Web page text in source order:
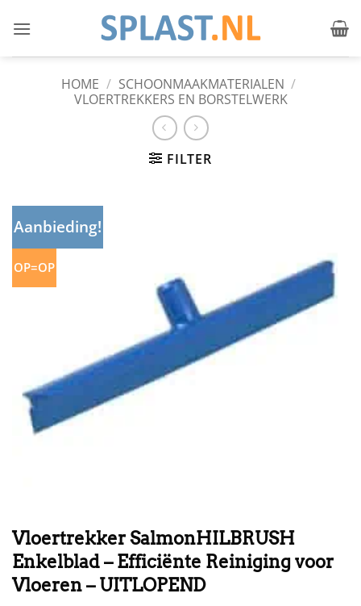
naar
HOME / SCHOONMAAKMATERIALEN /
VLOERTREKKERS EN BORSTELWERK
FILTER
Aanbieding!
OP=OP
Vloertrekker SalmonHILBRUSH
Enkelblad – Efficiënte Reiniging voor
Vloeren – UITLOPEND